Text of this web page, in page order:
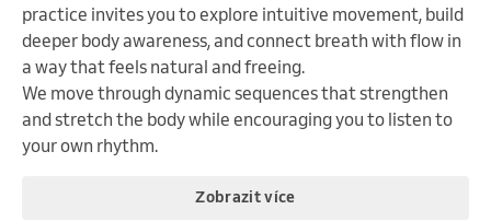
practice invites you to explore intuitive movement, build
deeper body awareness, and connect breath with flow in
a way that feels natural and freeing.
We move through dynamic sequences that strengthen
and stretch the body while encouraging you to listen to
your own rhythm.
Zobrazit více